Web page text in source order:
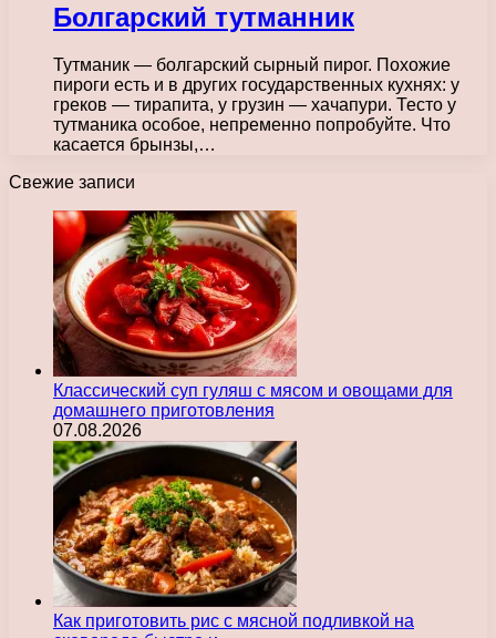
Болгарский тутманник
Тутманик — болгарский сырный пирог. Похожие
пироги есть и в других государственных кухнях: у
греков — тирапита, у грузин — хачапури. Тесто у
тутманика особое, непременно попробуйте. Что
касается брынзы,…
Свежие записи
Классический суп гуляш с мясом и овощами для
домашнего приготовления
07.08.2026
Как приготовить рис с мясной подливкой на